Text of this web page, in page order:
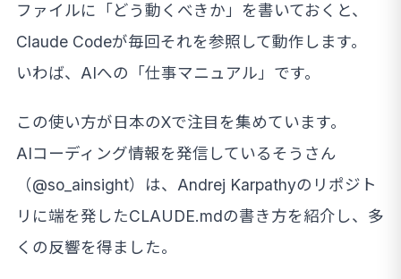
ファイルに「どう動くべきか」を書いておくと、
Claude Codeが毎回それを参照して動作します。
いわば、AIへの「仕事マニュアル」です。
この使い方が日本のXで注目を集めています。
AIコーディング情報を発信しているそうさん
（@so_ainsight）は、Andrej Karpathyのリポジト
リに端を発したCLAUDE.mdの書き方を紹介し、多
くの反響を得ました。